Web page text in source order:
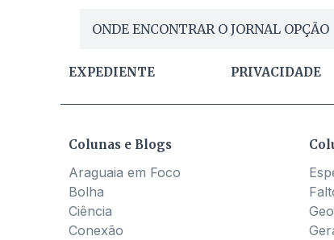
ONDE ENCONTRAR O JORNAL OPÇÃO
EXPEDIENTE PRIVACIDADE
Colunas e Blogs
Araguaia em Foco
Bolha
Ciência
Conexão